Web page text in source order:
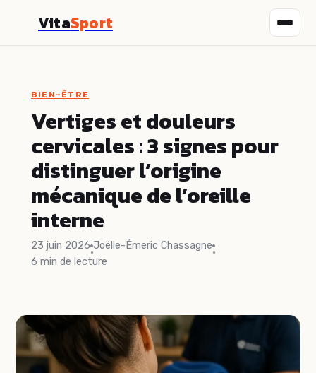
VitaSport
Nutrition
Sport
Santé
Bien-être
BIEN-ÊTRE
Vertiges et douleurs
cervicales : 3 signes pour
distinguer l’origine
mécanique de l’oreille
interne
23 juin 2026
·
Joëlle-Émeric Chassagne
·
6 min de lecture